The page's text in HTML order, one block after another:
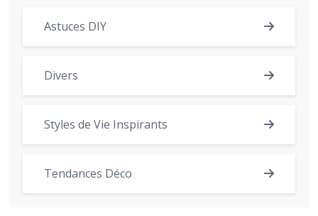
Astuces DIY
Divers
Styles de Vie Inspirants
Tendances Déco